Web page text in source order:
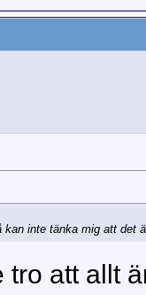
inte tänka mig att det
tro att allt